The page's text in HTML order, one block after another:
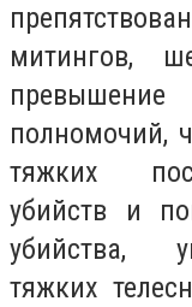
митингов,
полномочий,
тяжких
убийств и
убийства,
тяжких